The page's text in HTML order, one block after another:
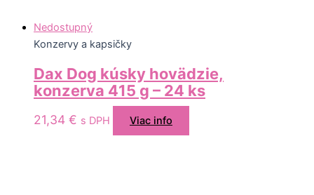
Nedostupný
Konzervy a kapsičky
Dax Dog kúsky hovädzie,
konzerva 415 g – 24 ks
21,34 € s DPH Viac info